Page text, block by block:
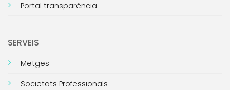
Portal transparència
SERVEIS
Metges
Societats Professionals